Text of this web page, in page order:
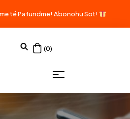
të Pafundme! Abonohu Sot!
(0)